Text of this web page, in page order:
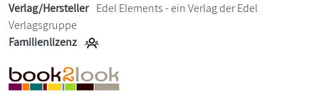
Verlag/Hersteller Edel Elements - ein Verlag der Edel
Verlagsgruppe
Familienlizenz